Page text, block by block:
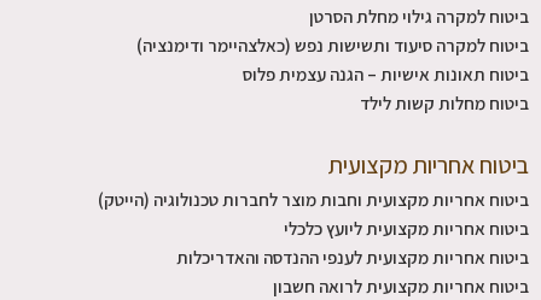
ביטוח למקרה גילוי מחלת הסרטן
ביטוח למקרה סיעוד ותשישות נפש (כאלצהיימר ודימנציה)
ביטוח תאונות אישיות – הגנה עצמית פלוס
ביטוח מחלות קשות לילד
ביטוח אחריות מקצועית
ביטוח אחריות מקצועית וחבות מוצר לחברות טכנולוגיה (הייטק)
ביטוח אחריות מקצועית ליועץ כלכלי
ביטוח אחריות מקצועית לענפי ההנדסה והאדריכלות
ביטוח אחריות מקצועית לרואה חשבון